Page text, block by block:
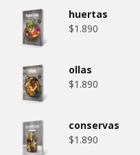
huertas
$1.890
ollas
$1.890
conservas
$1.890